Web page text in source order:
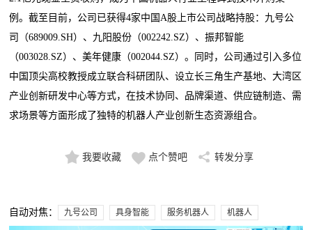
例。截至目前，公司已获得4家中国A股上市公司战略持股：九号公
司（689009.SH）、九阳股份（002242.SZ）、振邦智能
（003028.SZ）、美年健康（002044.SZ）。同时，公司通过引入多位
中国顶尖高校教授成立联合科研团队、设立长三角生产基地、大湾区
产业创新研发中心等方式，在技术协同、品牌渠道、供应链制造、需
求场景等方面形成了独特的机器人产业创新生态资源组合。
我要收藏 点个赞吧 转发分享
自动对焦： 九号公司 具身智能 服务机器人 机器人